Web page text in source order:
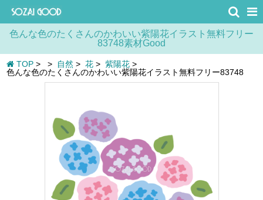
色んな色のたくさんのかわいい紫陽花イラスト無料フリー
83748素材Good
TOP > > 自然 > 花 > 紫陽花 >
色んな色のたくさんのかわいい紫陽花イラスト無料フリー83748